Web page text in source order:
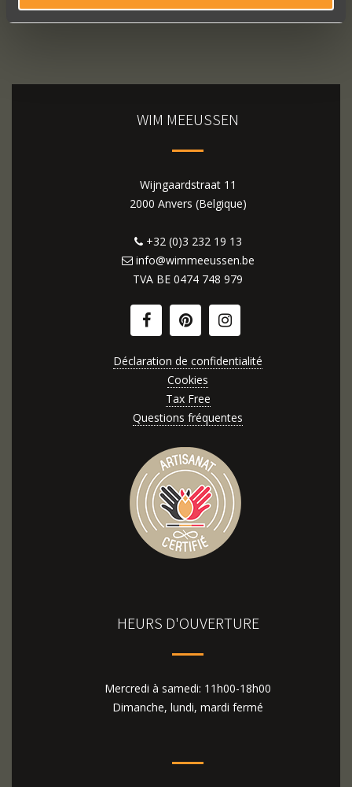
WIM MEEUSSEN
Wijngaardstraat 11
2000 Anvers (Belgique)
+32 (0)3 232 19 13
info@wimmeeussen.be
TVA BE 0474 748 979
Déclaration de confidentialité
Cookies
Tax Free
Questions fréquentes
HEURS D'OUVERTURE
Mercredi à samedi: 11h00-18h00
Dimanche, lundi, mardi fermé